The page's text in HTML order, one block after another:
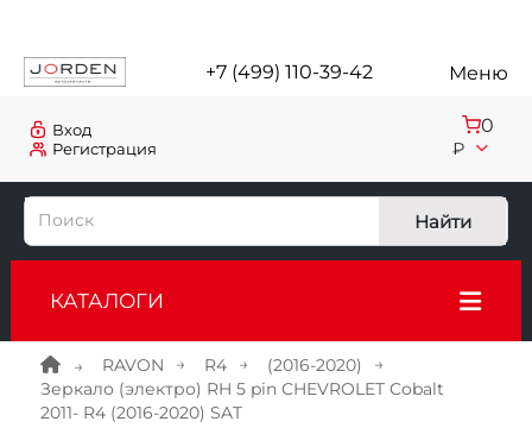
+7 (499) 110-39-42 Меню
Регистрация
Вход 0
₽
Найти
КАТАЛОГИ
RAVON R4
(2016-2020)
Зеркало (электро) RH 5 pin CHEVROLET Cobalt
2011- R4 (2016-2020) SAT